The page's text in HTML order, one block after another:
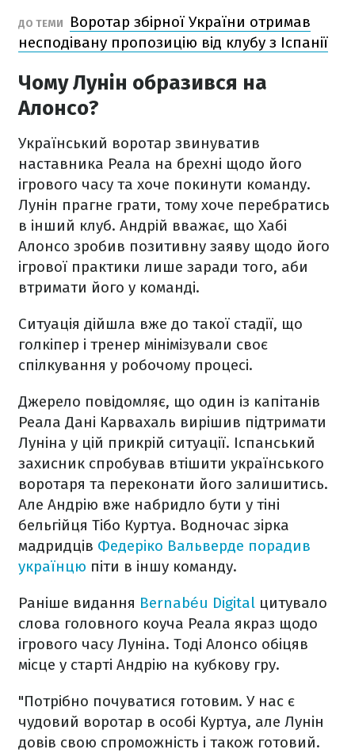
ДО ТЕМИ
Воротар збірної України отримав
несподівану пропозицію від клубу з Іспанії
Чому Лунін образився на
Алонсо?
Український воротар звинуватив
наставника Реала на брехні щодо його
ігрового часу та хоче покинути команду.
Лунін прагне грати, тому хоче перебратись
в інший клуб. Андрій вважає, що Хабі
Алонсо зробив позитивну заяву щодо його
ігрової практики лише заради того, аби
втримати його у команді.
Ситуація дійшла вже до такої стадії, що
голкіпер і тренер мінімізували своє
спілкування у робочому процесі.
Джерело повідомляє, що один із капітанів
Реала Дані Карвахаль вирішив підтримати
Луніна у цій прикрій ситуації. Іспанський
захисник спробував втішити українського
воротаря та переконати його залишитись.
Але Андрію вже набридло бути у тіні
бельгійця Тібо Куртуа. Водночас зірка
мадридців Федеріко Вальверде порадив
українцю піти в іншу команду.
Раніше видання Bernabéu Digital цитувало
слова головного коуча Реала якраз щодо
ігрового часу Луніна. Тоді Алонсо обіцяв
місце у старті Андрію на кубкову гру.
"Потрібно почуватися готовим. У нас є
чудовий воротар в особі Куртуа, але Лунін
довів свою спроможність і також готовий.